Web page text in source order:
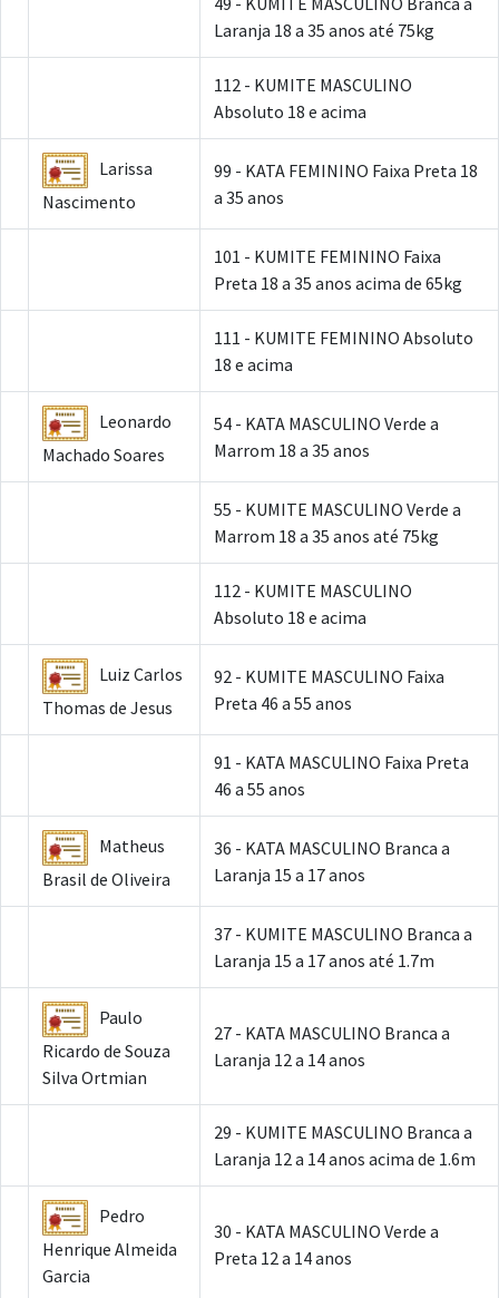
Laranja 18 a 35 anos até 75kg
112 - KUMITE MASCULINO
Absoluto 18 e acima
Larissa
Nascimento
99 - KATA FEMININO Faixa Preta 18
a 35 anos
101 - KUMITE FEMININO Faixa
Preta 18 a 35 anos acima de 65kg
111 - KUMITE FEMININO Absoluto
18 e acima
Leonardo
Machado Soares
54 - KATA MASCULINO Verde a
Marrom 18 a 35 anos
55 - KUMITE MASCULINO Verde a
Marrom 18 a 35 anos até 75kg
112 - KUMITE MASCULINO
Absoluto 18 e acima
Luiz Carlos
Thomas de Jesus
92 - KUMITE MASCULINO Faixa
Preta 46 a 55 anos
91 - KATA MASCULINO Faixa Preta
46 a 55 anos
Matheus
Brasil de Oliveira
36 - KATA MASCULINO Branca a
Laranja 15 a 17 anos
37 - KUMITE MASCULINO Branca a
Laranja 15 a 17 anos até 1.7m
Paulo
Ricardo de Souza
Silva Ortmian
27 - KATA MASCULINO Branca a
Laranja 12 a 14 anos
29 - KUMITE MASCULINO Branca a
Laranja 12 a 14 anos acima de 1.6m
Pedro
Henrique Almeida
Garcia
30 - KATA MASCULINO Verde a
Preta 12 a 14 anos